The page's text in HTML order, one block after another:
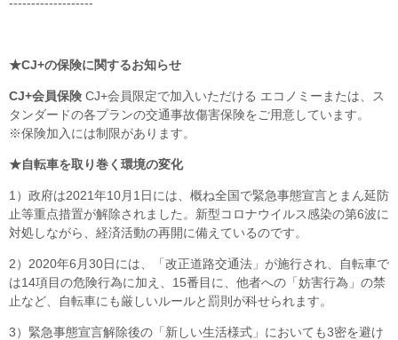
★CJ+の保険に関するお知らせ
CJ+会員保険 CJ+会員限定で加入いただける エコノミーまたは、ス
タンダードの各プランの交通事故傷害保険をご用意しています。
※保険加入には制限があります。
★自転車を取り巻く環境の変化
1）政府は2021年10月1日には、概ね全国で緊急事態宣言とまん延防
止等重点措置が解除されました。新型コロナウイルス感染の第6波に
対処しながら、経済活動の再開に備えているのです。
2）2020年6月30日には、「改正道路交通法」が施行され、自転車で
は14項目の危険行為に加え、15番目に、他者への「妨害行為」の禁
止など、自転車にも厳しいルールと罰則が科せられます。
3）緊急事態宣言解除後の「新しい生活様式」においても3密を避け